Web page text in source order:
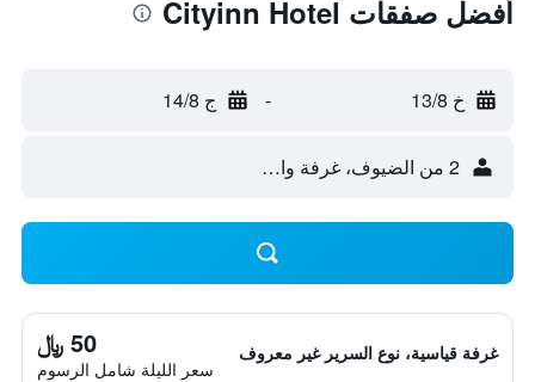
أفضل صفقات Cityinn Hotel
خ 13/8 - ج 14/8
2 من الضيوف، غرفة واحدة
غرفة قياسية، نوع السرير غير معروف 50 ﷼
سعر الليلة شامل الرسوم